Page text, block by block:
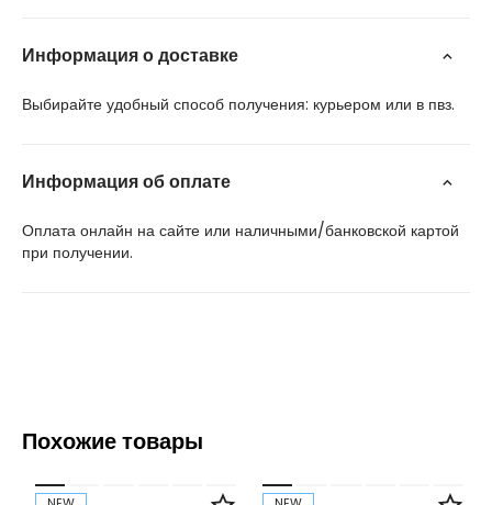
Информация о доставке
Выбирайте удобный способ получения: курьером или в пвз.
Информация об оплате
Оплата онлайн на сайте или наличными/банковской картой
при получении.
Похожие товары